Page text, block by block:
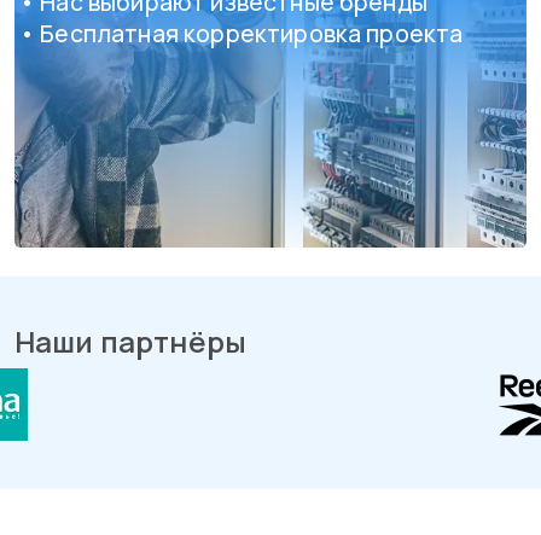
• Бесплатная корректировка проекта
Наши партнёры